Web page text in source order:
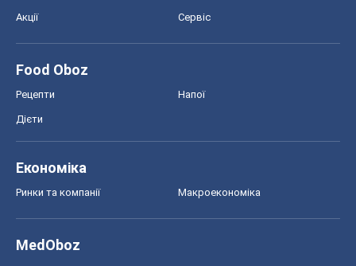
Акції Сервіс
Food Oboz
Рецепти Напої
Дієти
Економіка
Ринки та компанії Макроекономіка
MedOboz